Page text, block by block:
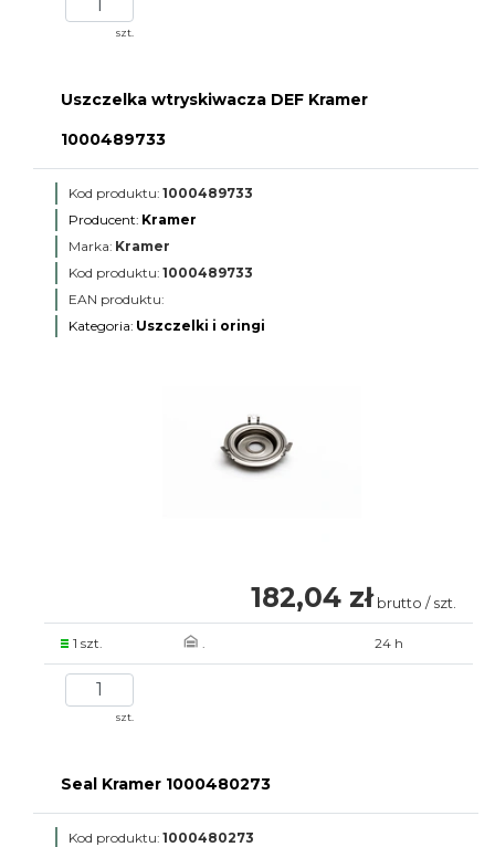
szt.
Uszczelka wtryskiwacza DEF Kramer
1000489733
Kod produktu: 1000489733
Producent: Kramer
Marka: Kramer
Kod produktu: 1000489733
EAN produktu:
Kategoria: Uszczelki i oringi
182,04 zł brutto / szt.
1 szt. . 24 h
szt.
Seal Kramer 1000480273
Kod produktu: 1000480273